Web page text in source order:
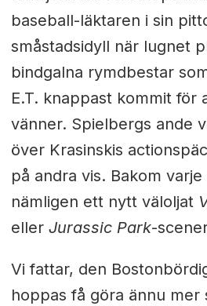
baseball-läktaren i sin
småstadsidyll när lugnet
bindgalna rymdbestar
E.T. knappast kommit för
vänner. Spielbergs ande
över Krasinskis
på andra vis. Bakom
nämligen ett nytt väloljat
eller Jurassic Park-
Vi fattar, den
hoppas få göra ännu mer